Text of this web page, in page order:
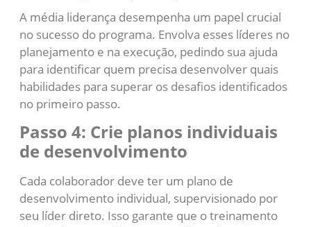
A média liderança desempenha um papel crucial
no sucesso do programa. Envolva esses líderes no
planejamento e na execução, pedindo sua ajuda
para identificar quem precisa desenvolver quais
habilidades para superar os desafios identificados
no primeiro passo.
Passo 4: Crie planos individuais
de desenvolvimento
Cada colaborador deve ter um plano de
desenvolvimento individual, supervisionado por
seu líder direto. Isso garante que o treinamento